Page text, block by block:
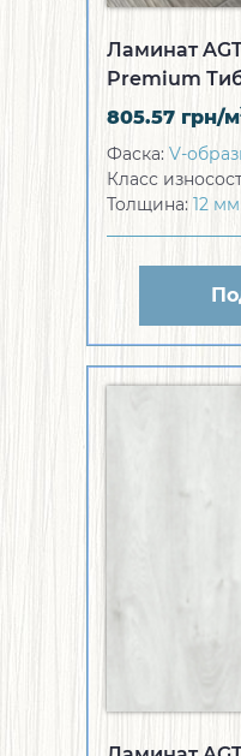
Ламинат
Premium
805.57 грн/м
Фаска: V-
Класс
Толщина: 12 мм